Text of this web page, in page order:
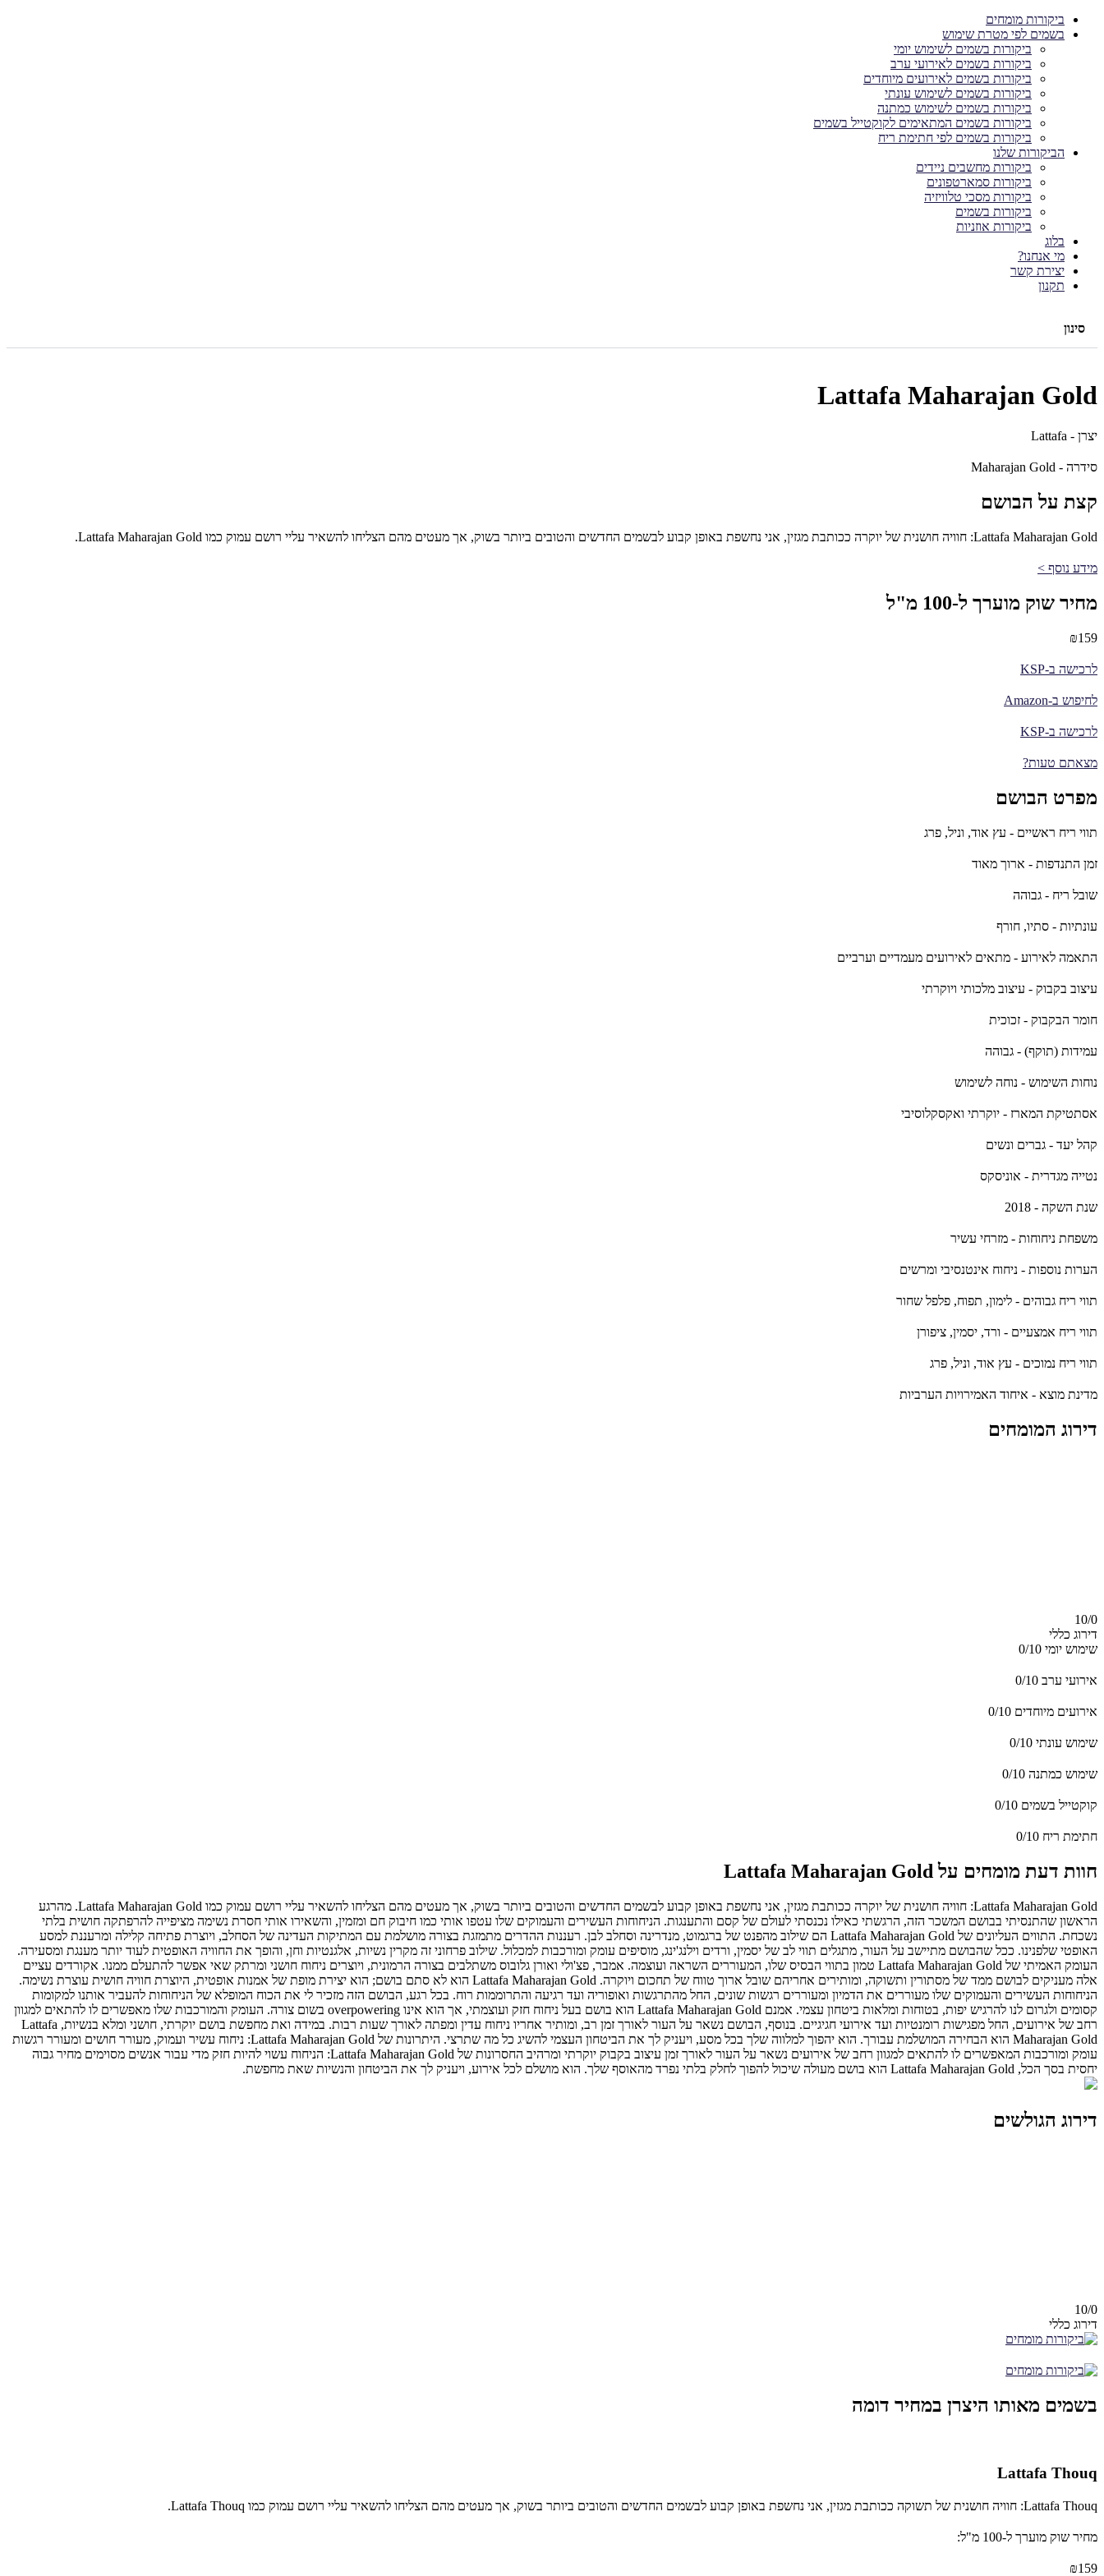
ביקורות מומחים
בשמים לפי מטרת שימוש
ביקורות בשמים לשימוש יומי
ביקורות בשמים לאירועי ערב
ביקורות בשמים לאירועים מיוחדים
ביקורות בשמים לשימוש עונתי
ביקורות בשמים לשימוש כמתנה
ביקורות בשמים המתאימים לקוקטייל בשמים
ביקורות בשמים לפי חתימת ריח
הביקורות שלנו
ביקורות מחשבים ניידים
ביקורות סמארטפונים
ביקורות מסכי טלוויזיה
ביקורות בשמים
ביקורות אוזניות
בלוג
מי אנחנו?
יצירת קשר
תקנון
סינון
Lattafa Maharajan Gold
יצרן - Lattafa
סידרה - Maharajan Gold
קצת על הבושם
Lattafa Maharajan Gold: חוויה חושנית של יוקרה ככותבת מגזין, אני נחשפת באופן קבוע לבשמים החדשים והטובים ביותר בשוק, אך מעטים מהם הצליחו להשאיר עליי רושם עמוק כמו Lattafa Maharajan Gold.
מידע נוסף >
מחיר שוק מוערך ל-100 מ"ל
₪159
לרכישה ב-KSP
לחיפוש ב-Amazon
לרכישה ב-KSP
מצאתם טעות?
מפרט הבושם
תווי ריח ראשיים - עץ אוד, וניל, פרג
זמן התנדפות - ארוך מאוד
שובל ריח - גבוהה
עונתיות - סתיו, חורף
התאמה לאירוע - מתאים לאירועים מעמדיים וערביים
עיצוב בקבוק - עיצוב מלכותי ויוקרתי
חומר הבקבוק - זכוכית
עמידות (תוקף) - גבוהה
נוחות השימוש - נוחה לשימוש
אסתטיקת המארז - יוקרתי ואקסקלוסיבי
קהל יעד - גברים ונשים
נטייה מגדרית - אוניסקס
שנת השקה - 2018
משפחת ניחוחות - מזרחי עשיר
הערות נוספות - ניחוח אינטנסיבי ומרשים
תווי ריח גבוהים - לימון, תפוח, פלפל שחור
תווי ריח אמצעיים - ורד, יסמין, ציפורן
תווי ריח נמוכים - עץ אוד, וניל, פרג
מדינת מוצא - איחוד האמירויות הערביות
דירוג המומחים
10/0
דירוג כללי
שימוש יומי 0/10
אירועי ערב 0/10
אירועים מיוחדים 0/10
שימוש עונתי 0/10
שימוש כמתנה 0/10
קוקטייל בשמים 0/10
חתימת ריח 0/10
חוות דעת מומחים על Lattafa Maharajan Gold
Lattafa Maharajan Gold: חוויה חושנית של יוקרה ככותבת מגזין, אני נחשפת באופן קבוע לבשמים החדשים והטובים ביותר בשוק, אך מעטים מהם הצליחו להשאיר עליי רושם עמוק כמו Lattafa Maharajan Gold. מהרגע
הראשון שהתנסיתי בבושם המשכר הזה, הרגשתי כאילו נכנסתי לעולם של קסם והתענגות. הניחוחות העשירים והעמוקים שלו עטפו אותי כמו חיבוק חם ומזמין, והשאירו אותי חסרת נשימה מציפייה להרפתקה חושית בלתי
נשכחת. התווים העליונים של Lattafa Maharajan Gold הם שילוב מהפנט של ברגמוט, מנדרינה וסחלב לבן. רעננות ההדרים מתמזגת בצורה מושלמת עם המתיקות העדינה של הסחלב, ויוצרת פתיחה קלילה ומרעננת למסע
האופטי שלפנינו. ככל שהבושם מתיישב על העור, מתגלים תווי לב של יסמין, ורדים וילנג'ינג, מוסיפים עומק ומורכבות למכלול. שילוב פרחוני זה מקרין נשיות, אלגנטיות וחן, והופך את החוויה האופטית לעוד יותר מענגת ומסעירה.
העומק האמיתי של Lattafa Maharajan Gold טמון בתווי הבסיס שלו, המעוררים השראה ועוצמה. אמבר, פצ'ולי ואורן גלובוס משתלבים בצורה הרמונית, ויוצרים ניחוח חושני ומרתק שאי אפשר להתעלם ממנו. אקורדים עציים
אלה מעניקים לבושם ממד של מסתורין ותשוקה, ומותירים אחריהם שובל ארוך טווח של תחכום ויוקרה. Lattafa Maharajan Gold הוא לא סתם בושם; הוא יצירת מופת של אמנות אופטית, היוצרת חוויה חושית עוצרת נשימה.
הניחוחות העשירים והעמוקים שלו מעוררים את הדמיון ומעוררים רגשות שונים, החל מהתרגשות ואופוריה ועד רגיעה והתרוממות רוח. בכל רגע, הבושם הזה מזכיר לי את הכוח המופלא של הניחוחות להעביר אותנו למקומות
קסומים ולגרום לנו להרגיש יפות, בטוחות ומלאות ביטחון עצמי. אמנם Lattafa Maharajan Gold הוא בושם בעל ניחוח חזק ועוצמתי, אך הוא אינו overpowering בשום צורה. העומק והמורכבות שלו מאפשרים לו להתאים למגוון
רחב של אירועים, החל מפגישות רומנטיות ועד אירועי חגיגיים. בנוסף, הבושם נשאר על העור לאורך זמן רב, ומותיר אחריו ניחוח עדין ומפתה לאורך שעות רבות. במידה ואת מחפשת בושם יוקרתי, חושני ומלא בנשיות, Lattafa
Maharajan Gold הוא הבחירה המושלמת עבורך. הוא יהפוך למלווה שלך בכל מסע, ויעניק לך את הביטחון העצמי להשיג כל מה שתרצי. היתרונות של Lattafa Maharajan Gold: ניחוח עשיר ועמוק, מעורר חושים ומעורר רגשות
עומק ומורכבות המאפשרים לו להתאים למגוון רחב של אירועים נשאר על העור לאורך זמן עיצוב בקבוק יוקרתי ומרהיב החסרונות של Lattafa Maharajan Gold: הניחוח עשוי להיות חזק מדי עבור אנשים מסוימים מחיר גבוה
יחסית בסך הכל, Lattafa Maharajan Gold הוא בושם מעולה שיכול להפוך לחלק בלתי נפרד מהאוסף שלך. הוא מושלם לכל אירוע, ויעניק לך את הביטחון והנשיות שאת מחפשת.
דירוג הגולשים
10/0
דירוג כללי
בשמים מאותו היצרן במחיר דומה
Lattafa Thouq
Lattafa Thouq: חוויה חושנית של תשוקה ככותבת מגזין, אני נחשפת באופן קבוע לבשמים החדשים והטובים ביותר בשוק, אך מעטים מהם הצליחו להשאיר עליי רושם עמוק כמו Lattafa Thouq.
מחיר שוק מוערך ל-100 מ"ל:
₪159